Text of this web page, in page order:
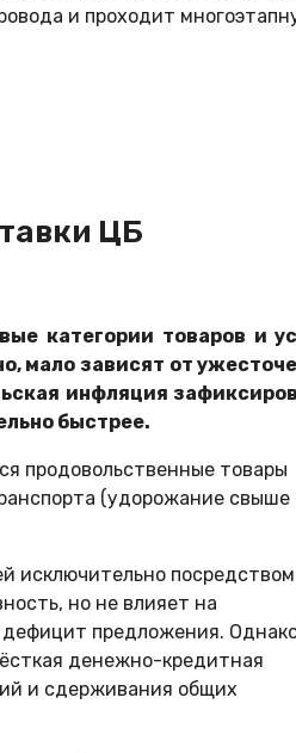
и проходит
ЦБ
категории товаров и
мало зависят от
инфляция
быстрее.
продовольственные товары
(удорожание свыше
исключительно посредством
но не влияет на
дефицит предложения.
денежно-кредитная
и сдерживания общих